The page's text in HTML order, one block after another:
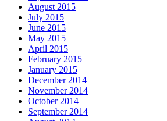
August 2015
July 2015
June 2015
May 2015
April 2015
February 2015
January 2015
December 2014
November 2014
October 2014
September 2014